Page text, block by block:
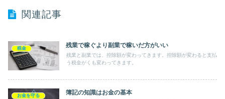
関連記事
税金 残業で稼ぐより副業で稼いだ方がいい
残業と副業では、控除額が変わってきます。控除額が変わると支払
う税金がくも変わってきます。
お金を守る 簿記の知識はお金の基本